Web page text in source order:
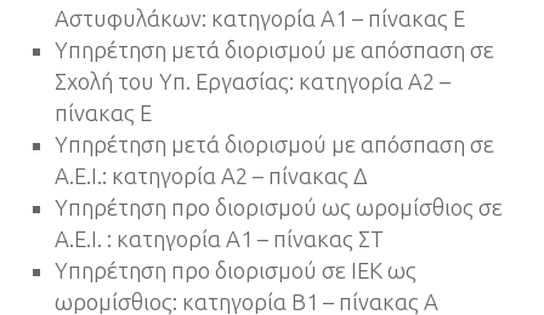
Αστυφυλάκων: κατηγορία Α1 – πίνακας Ε
Υπηρέτηση μετά διορισμού με απόσπαση σε
Σχολή του Υπ. Εργασίας: κατηγορία Α2 –
πίνακας Ε
Υπηρέτηση μετά διορισμού με απόσπαση σε
Α.Ε.Ι.: κατηγορία Α2 – πίνακας Δ
Υπηρέτηση προ διορισμού ως ωρομίσθιος σε
Α.Ε.Ι. : κατηγορία Α1 – πίνακας ΣΤ
Υπηρέτηση προ διορισμού σε ΙΕΚ ως
ωρομίσθιος: κατηγορία Β1 – πίνακας Α